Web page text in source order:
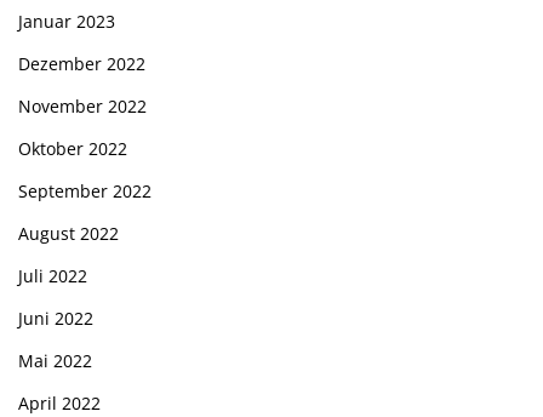
Januar 2023
Dezember 2022
November 2022
Oktober 2022
September 2022
August 2022
Juli 2022
Juni 2022
Mai 2022
April 2022